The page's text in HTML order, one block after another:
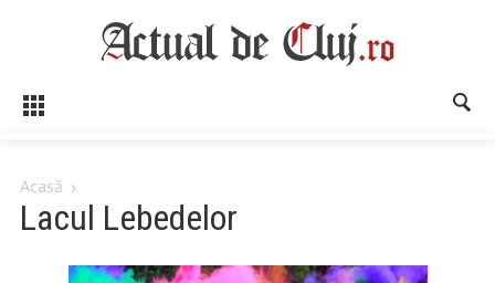
Acasă
Lacul Lebedelor